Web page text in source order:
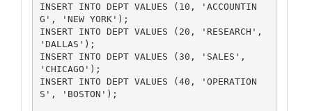
INSERT INTO DEPT VALUES (10, 'ACCOUNTIN
G', 'NEW YORK');
INSERT INTO DEPT VALUES (20, 'RESEARCH',
'DALLAS');
INSERT INTO DEPT VALUES (30, 'SALES',
'CHICAGO');
INSERT INTO DEPT VALUES (40, 'OPERATION
S', 'BOSTON');